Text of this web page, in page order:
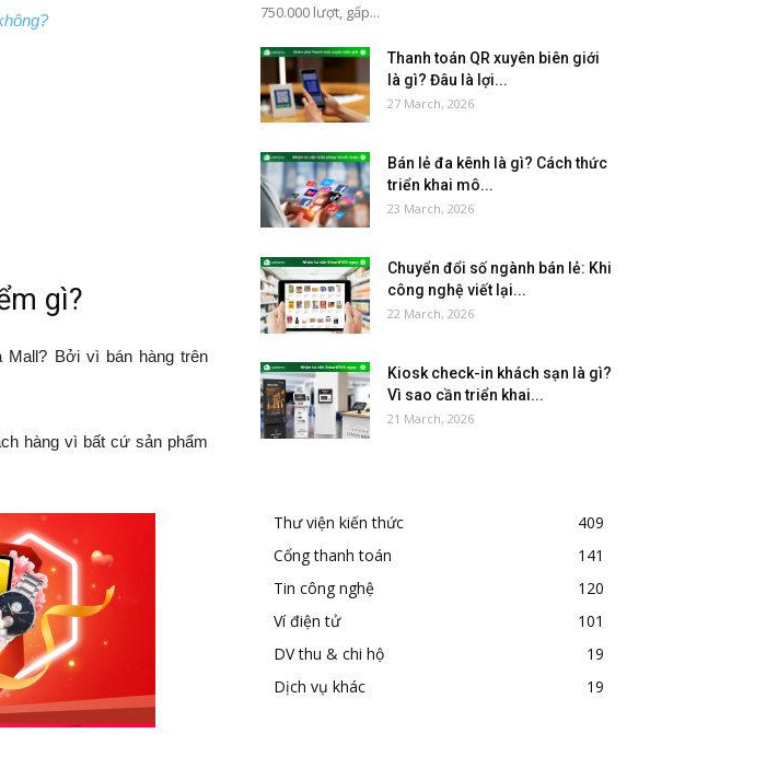
gì?
Mall? Bởi vì bán hàng trên
hàng vì bất cứ sản phẩm
750.000 lượt, gấp...
Thanh toán QR xuyên biên giới
là gì? Đâu là lợi...
27 March, 2026
Bán lẻ đa kênh là gì? Cách thức
triển khai mô...
23 March, 2026
Chuyển đổi số ngành bán lẻ: Khi
công nghệ viết lại...
22 March, 2026
Kiosk check-in khách sạn là gì?
Vì sao cần triển khai...
21 March, 2026
Thư viện kiến thức
409
Cổng thanh toán
141
Tin công nghệ
120
Ví điện tử
101
DV thu & chi hộ
19
Dịch vụ khác
19